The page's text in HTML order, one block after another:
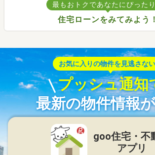
最もおトクであなたにぴった
住宅ローンをみてみよう！
お気に入りの物件を見逃さない
プッシュ通知
最新の物件情報
goo住宅・不
アプリ